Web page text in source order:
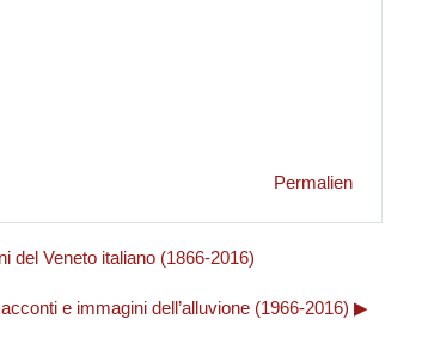
Permalien
del Veneto italiano (1866-2016)
e immagini dell’alluvione (1966-2016) ▶︎